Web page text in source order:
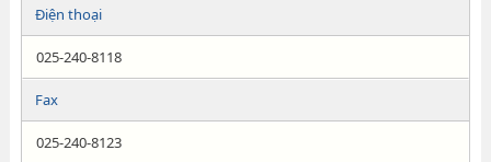
Điện thoại
025-240-8118
Fax
025-240-8123